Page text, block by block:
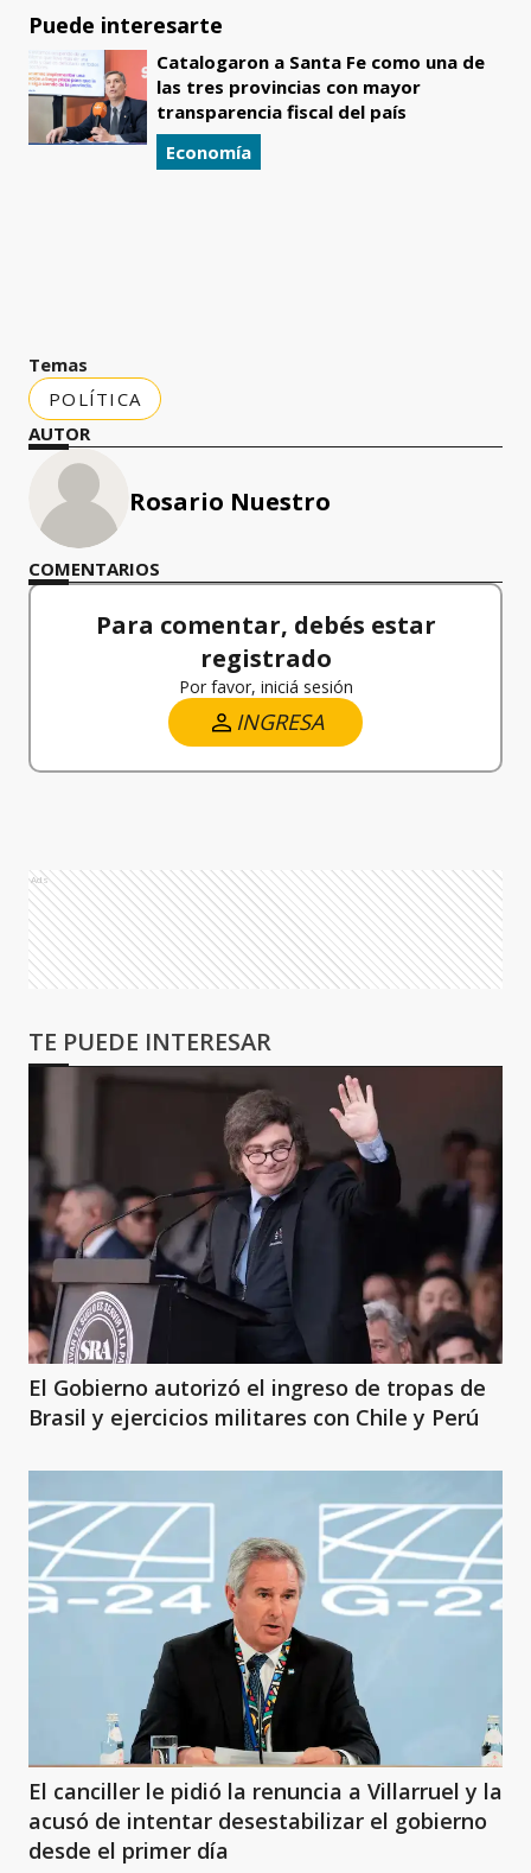
Puede interesarte
Catalogaron a Santa Fe como una de
las tres provincias con mayor
transparencia fiscal del país
Economía
Temas
POLÍTICA
AUTOR
Rosario Nuestro
COMENTARIOS
Para comentar, debés estar
registrado
Por favor, iniciá sesión
INGRESA
Ads
TE PUEDE INTERESAR
El Gobierno autorizó el ingreso de tropas de
Brasil y ejercicios militares con Chile y Perú
El canciller le pidió la renuncia a Villarruel y la
acusó de intentar desestabilizar el gobierno
desde el primer día